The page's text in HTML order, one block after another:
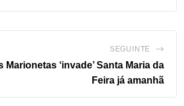
SEGUINTE
Marionetas ‘invade’ Santa Maria da
Feira já amanhã